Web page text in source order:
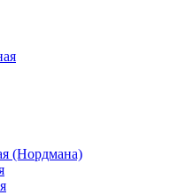
(Нордмана)